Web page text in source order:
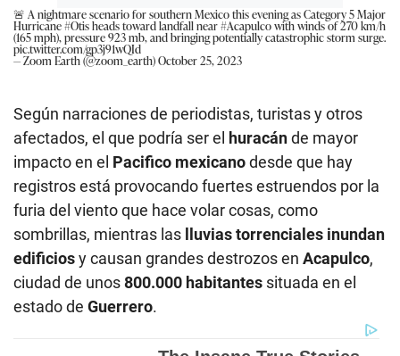
🚨 A nightmare scenario for southern Mexico this evening as Category 5 Major
Hurricane#Otisheads toward landfall near#Acapulcowith winds of 270 km/h
(165 mph), pressure 923 mb, and bringing potentially catastrophic storm surge.
pic.twitter.com/gp3j91wQId
— Zoom Earth (@zoom_earth)October 25, 2023
Según narraciones de periodistas, turistas y otros
afectados, el que podría ser el huracánde mayor
impacto en el Pacifico mexicanodesde que hay
registros está provocando fuertes estruendos por la
furia del viento que hace volar cosas, como
sombrillas, mientras las lluvias torrenciales inundan
edificiosy causan grandes destrozos en Acapulco,
ciudad de unos800.000 habitantes situada en el
estado de Guerrero.